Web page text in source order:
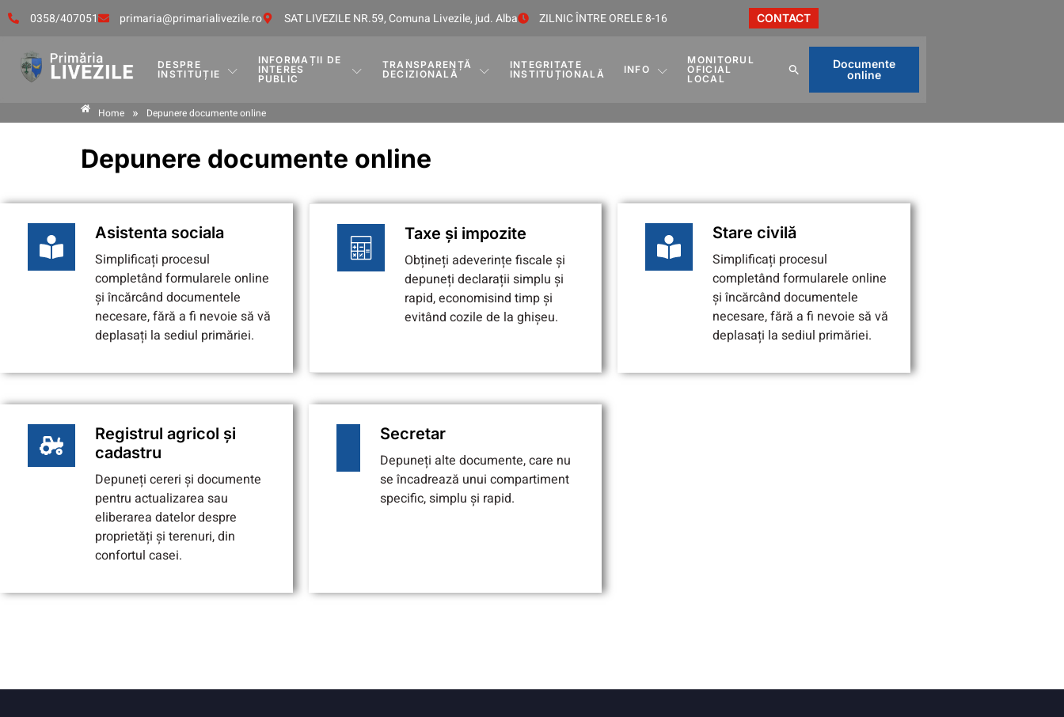
0358/407051 primaria@primarialivezile.ro SAT LIVEZILE NR.59, Comuna Livezile, jud. Alba ZILNIC ÎNTRE ORELE 8-16 CONTACT
DESPRE
INSTITUȚIE
INFORMAȚII DE
INTERES
PUBLIC
TRANSPARENȚĂ
DECIZIONALĂ
INTEGRITATE
INSTITUȚIONALĂ
INFO
MONITORUL
OFICIAL
LOCAL
Documente
online
Home » Depunere documente online
Depunere documente online
Asistenta sociala
Simplificați procesul
completând formularele online
și încărcând documentele
necesare, fără a fi nevoie să vă
deplasați la sediul primăriei.
Taxe și impozite
Obțineți adeverințe fiscale și
depuneți declarații simplu și
rapid, economisind timp și
evitând cozile de la ghișeu.
Stare civilă
Simplificați procesul
completând formularele online
și încărcând documentele
necesare, fără a fi nevoie să vă
deplasați la sediul primăriei.
Registrul agricol și
cadastru
Depuneți cereri și documente
pentru actualizarea sau
eliberarea datelor despre
proprietăți și terenuri, din
confortul casei.
Secretar
Depuneți alte documente, care nu
se încadrează unui compartiment
specific, simplu și rapid.